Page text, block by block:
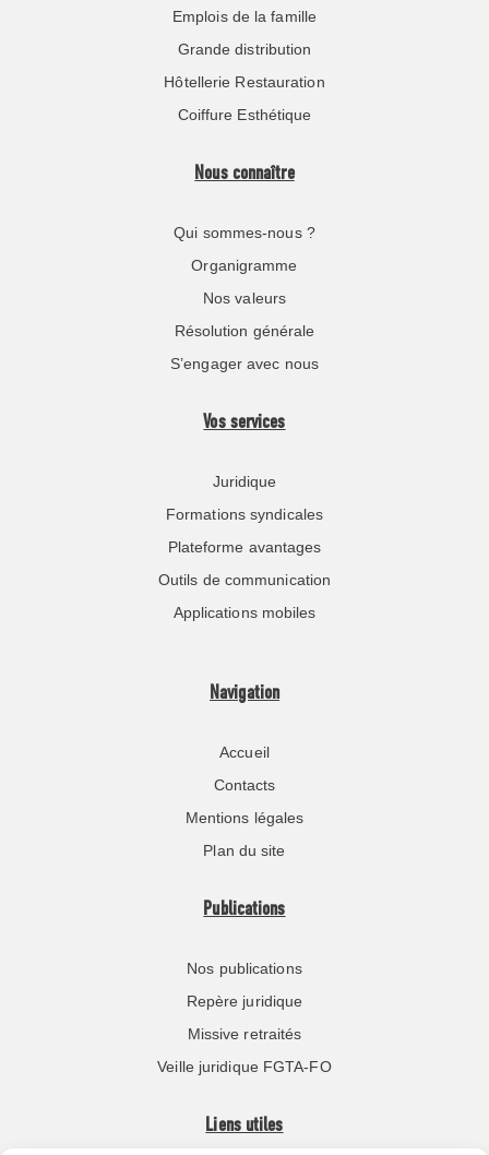
Emplois de la famille
Grande distribution
Hôtellerie Restauration
Coiffure Esthétique
Nous connaître
Qui sommes-nous ?
Organigramme
Nos valeurs
Résolution générale
S’engager avec nous
Vos services
Juridique
Formations syndicales
Plateforme avantages
Outils de communication
Applications mobiles
Navigation
Accueil
Contacts
Mentions légales
Plan du site
Publications
Nos publications
Repère juridique
Missive retraités
Veille juridique FGTA-FO
Liens utiles